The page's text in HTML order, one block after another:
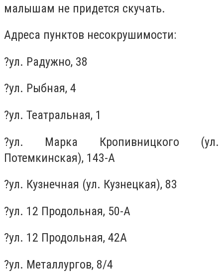
малышам не придется скучать.
Адреса пунктов несокрушимости:
?ул. Радужно, 38
?ул. Рыбная, 4
?ул. Театральная, 1
?ул. Марка Кропивницкого (ул.
Потемкинская), 143-А
?ул. Кузнечная (ул. Кузнецкая), 83
?ул. 12 Продольная, 50-А
?ул. 12 Продольная, 42А
?ул. Металлургов, 8/4